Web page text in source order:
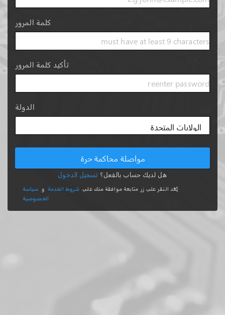
كلمة المرور
تأكيد كلمة المرور
الدولة
مواصلة محاكمة حرة
هل لديك حساب بالفعل؟تسجيل الدخول
يُعَد النقر على زر متابعة موافقة منك على شروط الخدمة و
سياسة
الخصوصية